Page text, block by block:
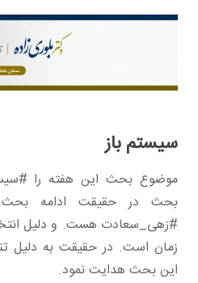
دانشگاه
بیوگرافی
تماس مستقیم
سیستم باز
موضوع بحث این هفته را
بحث در حقیقت ادامه بحث
#زهی_سعادت هست. و دلیل
زمان است. در حقیقت به دلیل
این بحث هدایت نمود.